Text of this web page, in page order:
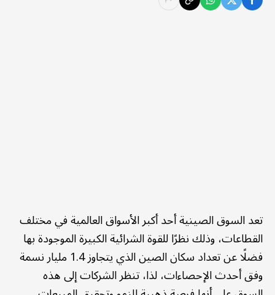
تعد السوق الصينية أحد أكبر الأسواق العالمية في مختلف
القطاعات، وذلك نظرًا للقوة الشرائية الكبيرة الموجودة بها
فضلًا عن تعداد سكان الصين الذي يتجاوز 1.4 مليار نسمة
وفق أحدث الإحصاءات، لذا، تنظر الشركات إلى هذه